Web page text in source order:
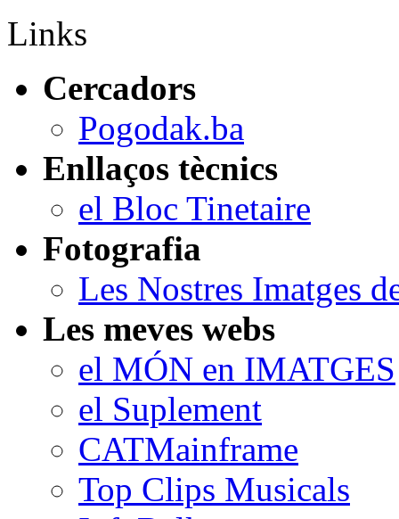
Links
Cercadors
Pogodak.ba
Enllaços tècnics
el Bloc Tinetaire
Fotografia
Les Nostres Imatges
Les meves webs
el MÓN en IMATGES
el Suplement
CATMainframe
Top Clips Musicals